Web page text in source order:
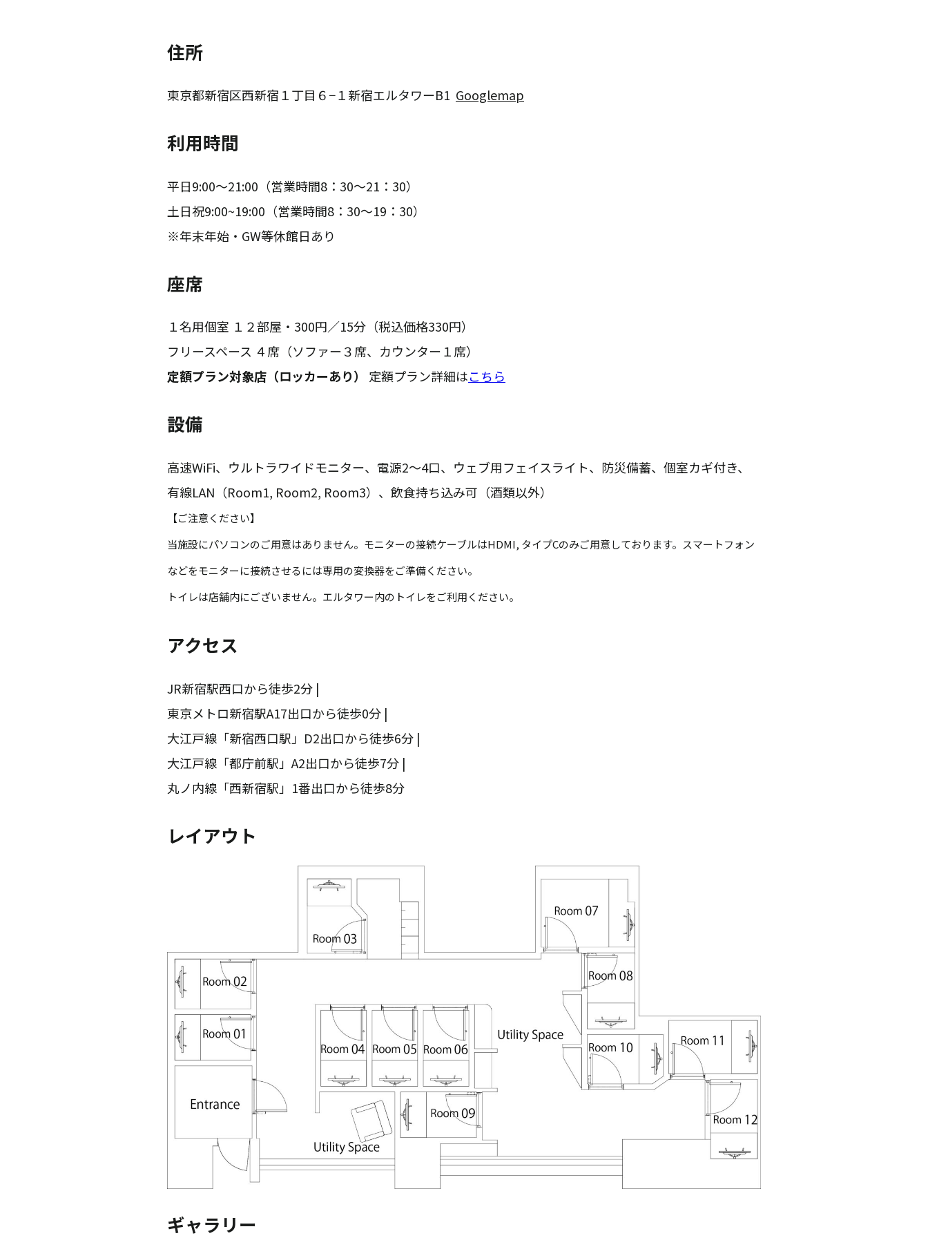
住所
東京都新宿区西新宿１丁目６−１新宿エルタワーB1 Googlemap
利用時間
平日9:00～21:00（営業時間8：30～21：30）
土日祝9:00~19:00（営業時間8：30～19：30）
※年末年始・GW等休館日あり
座席
１名用個室 １２部屋・300円／15分（税込価格330円）
フリースペース ４席（ソファー３席、カウンター１席）
定額プラン対象店（ロッカーあり）
定額プラン詳細はこちら
設備
高速WiFi、ウルトラワイドモニター、電源2～4口、ウェブ用フェイスライト、防災備蓄、個室カギ付き、
有線LAN（Room1, Room2, Room3）、飲食持ち込み可（酒類以外）
【ご注意ください】
当施設にパソコンのご用意はありません。モニターの接続ケーブルはHDMI, タイプCのみご用意しております。スマートフォン
などをモニターに接続させるには専用の変換器をご準備ください。
トイレは店舗内にございません。エルタワー内のトイレをご利用ください。
アクセス
JR新宿駅西口から徒歩2分 |
東京メトロ新宿駅A17出口から徒歩0分 |
大江戸線「新宿西口駅」D2出口から徒歩6分 |
大江戸線「都庁前駅」A2出口から徒歩7分 |
丸ノ内線「西新宿駅」1番出口から徒歩8分
レイアウト
ギャラリー